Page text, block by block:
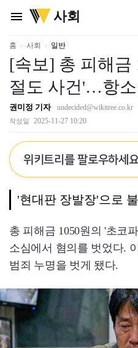
menu
위
키
리
사회
홈 사회 일반
[속보] 총 피해금
절도 사건'…항
권미정 기자 undecided@wikitree.co.kr
작성일 2025-11-27 10:20
위키트리를 팔로우하세
'현대판 장발장'으로
총 피해금 1050원의 '초코
소심에서 혐의를 벗었다.
범죄 누명을 벗게 됐다.